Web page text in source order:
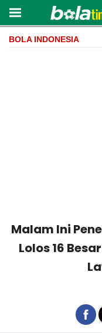
BOLA INDONESIA
Malam Ini
Lolos 16